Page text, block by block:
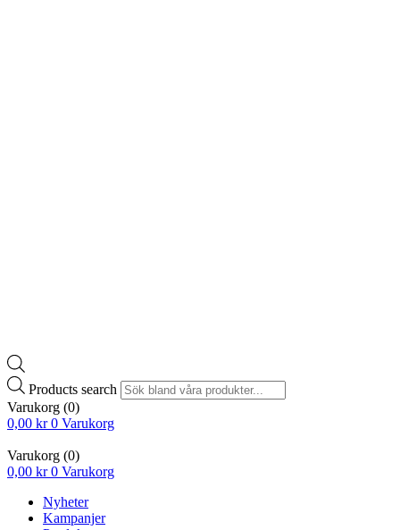
Products search
Varukorg (0)
0,00 kr 0 Varukorg
Varukorg (0)
0,00 kr 0 Varukorg
Nyheter
Kampanjer